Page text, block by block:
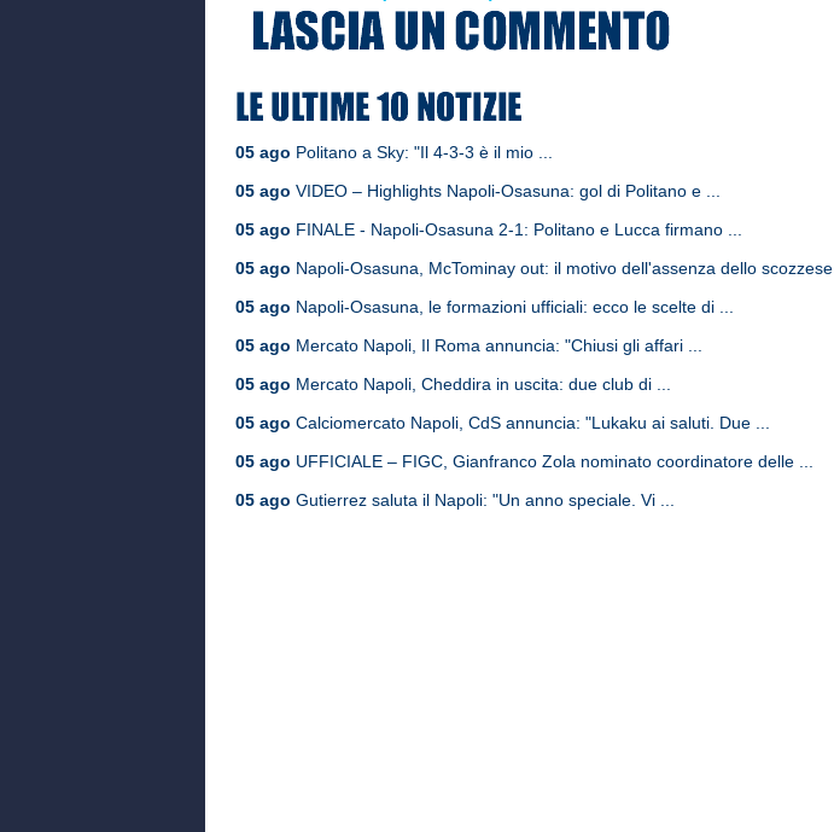
05 ago Politano a Sky: "Il 4-3-3 è il mio ...
05 ago VIDEO – Highlights Napoli-Osasuna: gol di Politano e ...
05 ago FINALE - Napoli-Osasuna 2-1: Politano e Lucca firmano ...
05 ago Napoli-Osasuna, McTominay out: il motivo dell'assenza dello scozzese
05 ago Napoli-Osasuna, le formazioni ufficiali: ecco le scelte di ...
05 ago Mercato Napoli, Il Roma annuncia: "Chiusi gli affari ...
05 ago Mercato Napoli, Cheddira in uscita: due club di ...
05 ago Calciomercato Napoli, CdS annuncia: "Lukaku ai saluti. Due ...
05 ago UFFICIALE – FIGC, Gianfranco Zola nominato coordinatore delle ...
05 ago Gutierrez saluta il Napoli: "Un anno speciale. Vi ...